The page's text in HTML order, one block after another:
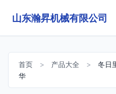
山东瀚昇机械有限公司
首页 > 产品大全 >
冬日
华